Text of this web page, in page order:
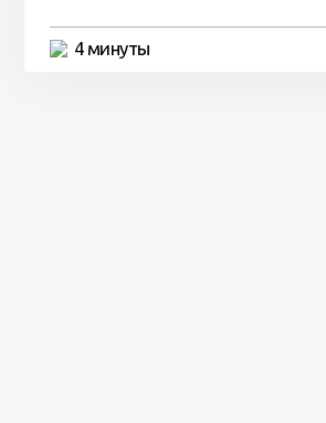
4 минуты